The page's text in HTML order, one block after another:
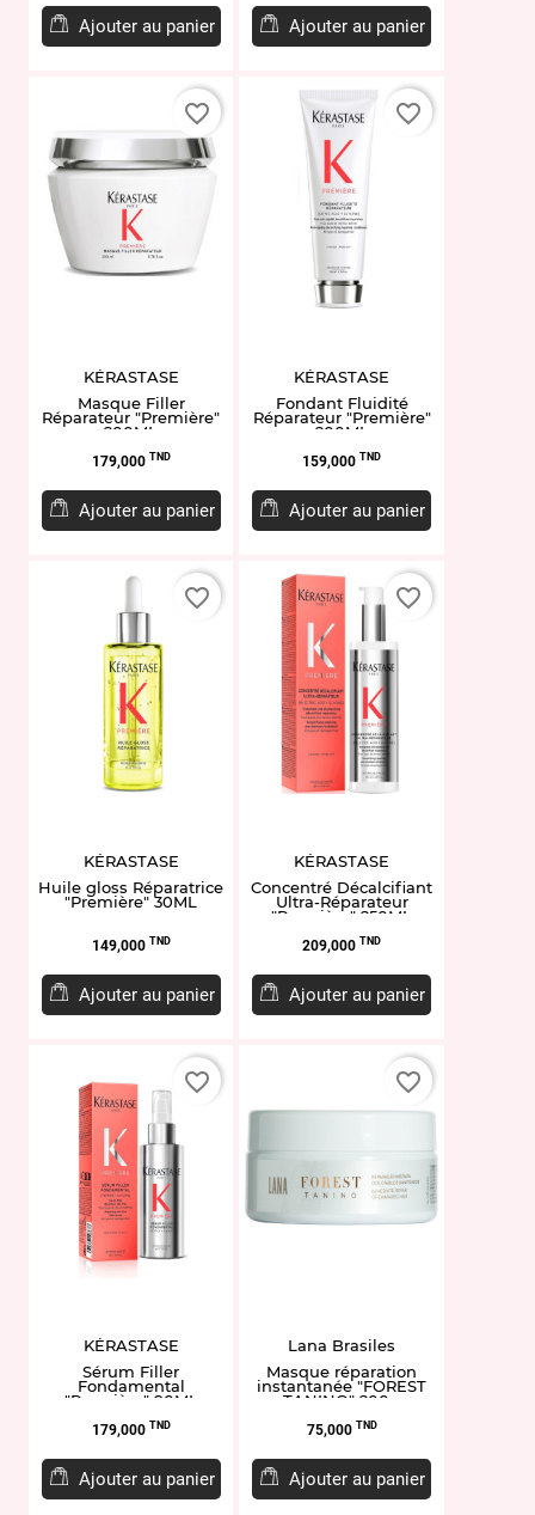
Ajouter au panier Ajouter au panier
KÉRASTASE
Masque Filler
Réparateur "Première"
200ML
Prix
179,000 TND
Ajouter au panier
favorite_border
KÉRASTASE
Fondant Fluidité
Réparateur "Première"
200ML
Prix
159,000 TND
Ajouter au panier
favorite_border
KÉRASTASE
Huile gloss Réparatrice
"Première" 30ML
Prix
149,000 TND
Ajouter au panier
favorite_border
KÉRASTASE
Concentré Décalcifiant
Ultra-Réparateur
"Première" 250ML
Prix
209,000 TND
Ajouter au panier
favorite_border
KÉRASTASE
Sérum Filler
Fondamental
"Première" 90ML
Prix
179,000 TND
Ajouter au panier
favorite_border
Lana Brasiles
Masque réparation
instantanée "FOREST
TANINO" 200g
Prix
75,000 TND
Ajouter au panier
favorite_border